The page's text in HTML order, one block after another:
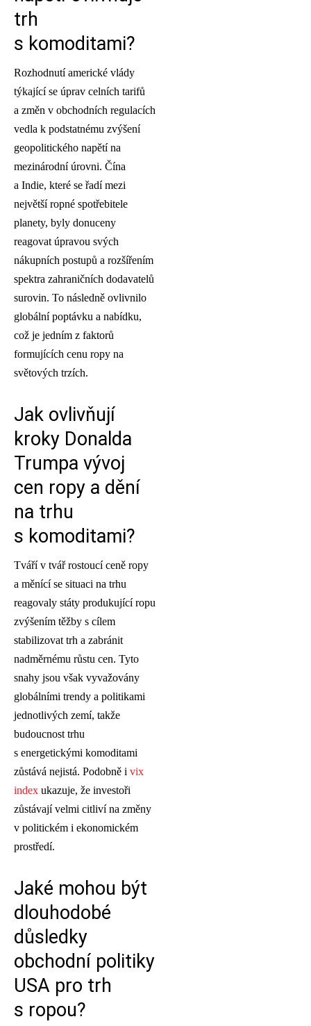
trh
s komoditami?
Rozhodnutí americké vlády
týkající se úprav celních tarifů
a změn v obchodních regulacích
vedla k podstatnému zvýšení
geopolitického napětí na
mezinárodní úrovni. Čína
a Indie, které se řadí mezi
největší ropné spotřebitele
planety, byly donuceny
reagovat úpravou svých
nákupních postupů a rozšířením
spektra zahraničních dodavatelů
surovin. To následně ovlivnilo
globální poptávku a nabídku,
což je jedním z faktorů
formujících cenu ropy na
světových trzích.
Jak ovlivňují
kroky Donalda
Trumpa vývoj
cen ropy a dění
na trhu
s komoditami?
Tváří v tvář rostoucí ceně ropy
a měnící se situaci na trhu
reagovaly státy produkující ropu
zvýšením těžby s cílem
stabilizovat trh a zabránit
nadměrnému růstu cen. Tyto
snahy jsou však vyvažovány
globálními trendy a politikami
jednotlivých zemí, takže
budoucnost trhu
s energetickými komoditami
zůstává nejistá. Podobně i vix
index ukazuje, že investoři
zůstávají velmi citliví na změny
v politickém i ekonomickém
prostředí.
Jaké mohou být
dlouhodobé
důsledky
obchodní politiky
USA pro trh
s ropou?